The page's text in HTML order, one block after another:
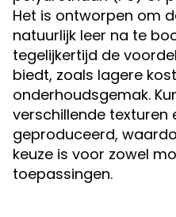
Het is ontworpen om
natuurlijk leer na te
tegelijkertijd de
biedt, zoals lagere
onderhoudsgemak.
verschillende texturen
geproduceerd,
keuze is voor zowel
toepassingen.